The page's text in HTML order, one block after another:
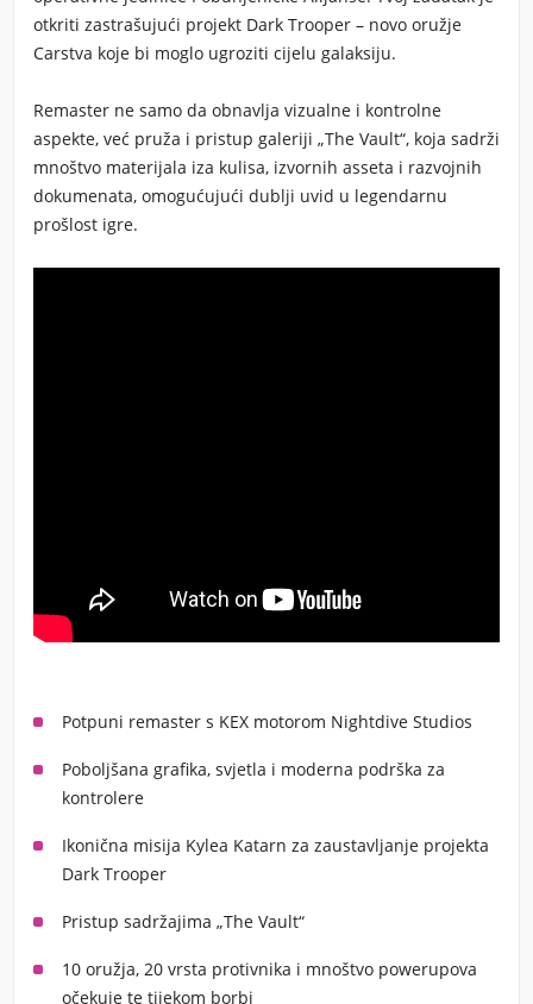
otkriti zastrašujući projekt Dark Trooper – novo oružje
Carstva koje bi moglo ugroziti cijelu galaksiju.
Remaster ne samo da obnavlja vizualne i kontrolne
aspekte, već pruža i pristup galeriji „The Vault“, koja sadrži
mnoštvo materijala iza kulisa, izvornih asseta i razvojnih
dokumenata, omogućujući dublji uvid u legendarnu
prošlost igre.
Potpuni remaster s KEX motorom Nightdive Studios
Poboljšana grafika, svjetla i moderna podrška za
kontrolere
Ikonična misija Kylea Katarn za zaustavljanje projekta
Dark Trooper
Pristup sadržajima „The Vault“
10 oružja, 20 vrsta protivnika i mnoštvo powerupova
očekuje te tijekom borbi